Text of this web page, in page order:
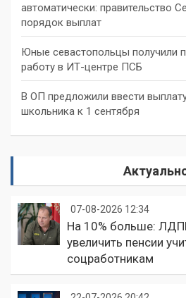
автоматически: правительство
порядок выплат
Юные севастопольцы получили
работу в ИТ-центре ПСБ
В ОП предложили ввести
школьника к 1 сентября
07-08-2026 12:34
На 10% больше:
увеличить пенсии
соцработникам